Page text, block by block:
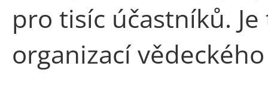
pro tisíc účastníků.
organizací